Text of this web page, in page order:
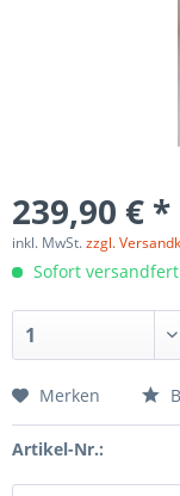
239,90 € *
inkl. MwSt.zzgl.
Sofort
Merken
Artikel-Nr.: